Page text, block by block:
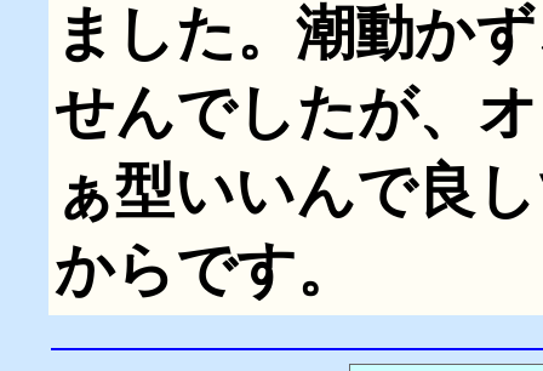
ました。潮動か
せんでしたが、
ぁ型いいんで良
からです。